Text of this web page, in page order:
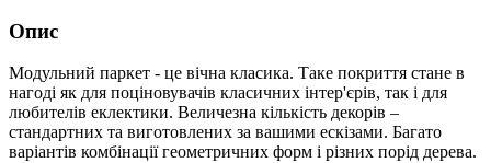
Опис
Модульний паркет - це вічна класика. Таке покриття стане в
нагоді як для поціновувачів класичних інтер'єрів, так і для
любителів еклектики. Величезна кількість декорів –
стандартних та виготовлених за вашими ескізами. Багато
варіантів комбінації геометричних форм і різних порід дерева.